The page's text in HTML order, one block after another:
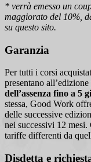
* verrà emesso un
maggiorato del 10%,
su questo sito.
Garanzia
Per tutti i corsi
presentano
dell’assenza fino a 5
stessa, Good Work
delle successive
nei successivi 12
tariffe differenti da
Disdetta e